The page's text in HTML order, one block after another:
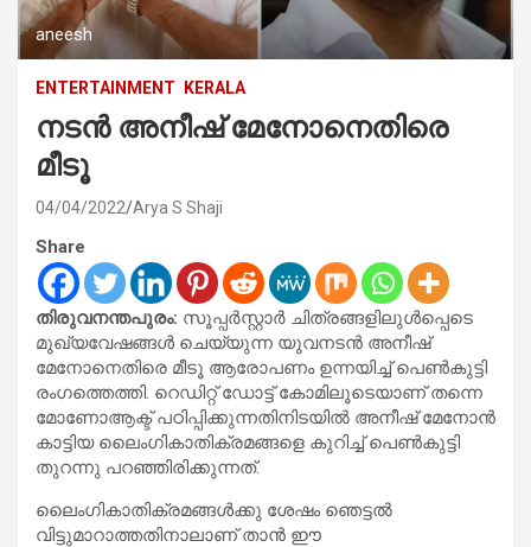
aneesh
ENTERTAINMENT KERALA
നടൻ അനീഷ് മേനോനെതിരെ
മീടൂ
04/04/2022 Arya S Shaji
Share
തിരുവനന്തപുരം: സൂപ്പർസ്റ്റാർ ചിത്രങ്ങളിലുൾപ്പെടെ
മുഖ്യവേഷങ്ങൾ ചെയ്യുന്ന യുവനടൻ അനീഷ്
മേനോനെതിരെ മീടൂ ആരോപണം ഉന്നയിച്ച് പെൺകുട്ടി
രംഗത്തെത്തി. റെഡിറ്റ് ഡോട്ട് കോമിലൂടെയാണ് തന്നെ
മോണോആക്ട് പഠിപ്പിക്കുന്നതിനിടയിൽ അനീഷ് മേനോൻ
കാട്ടിയ ലെെംഗികാതിക്രമങ്ങളെ കുറിച്ച് പെൺകുട്ടി
തുറന്നു പറഞ്ഞിരിക്കുന്നത്.
ലെെംഗികാതിക്രമങ്ങൾക്കു ശേഷം ഞെട്ടൽ
വിട്ടുമാറാത്തതിനാലാണ് താൻ ഈ